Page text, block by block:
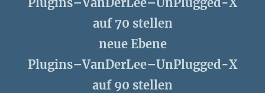
auf 70 stellen
neue Ebene
Plugins–VanDerLee–UnPlugged-X
auf 90 stellen